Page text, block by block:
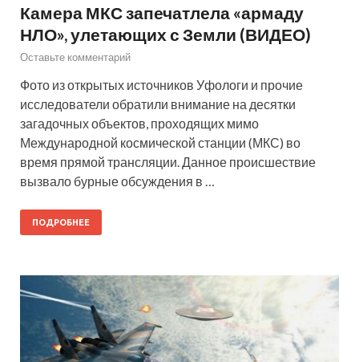
Камера МКС запечатлела «армаду
НЛО», улетающих с Земли (ВИДЕО)
Оставьте комментарий
Фото из открытых источников Уфологи и прочие
исследователи обратили внимание на десятки
загадочных объектов, проходящих мимо
Международной космической станции (МКС) во
время прямой трансляции. Данное происшествие
вызвало бурные обсуждения в …
ПОДРОБНЕЕ